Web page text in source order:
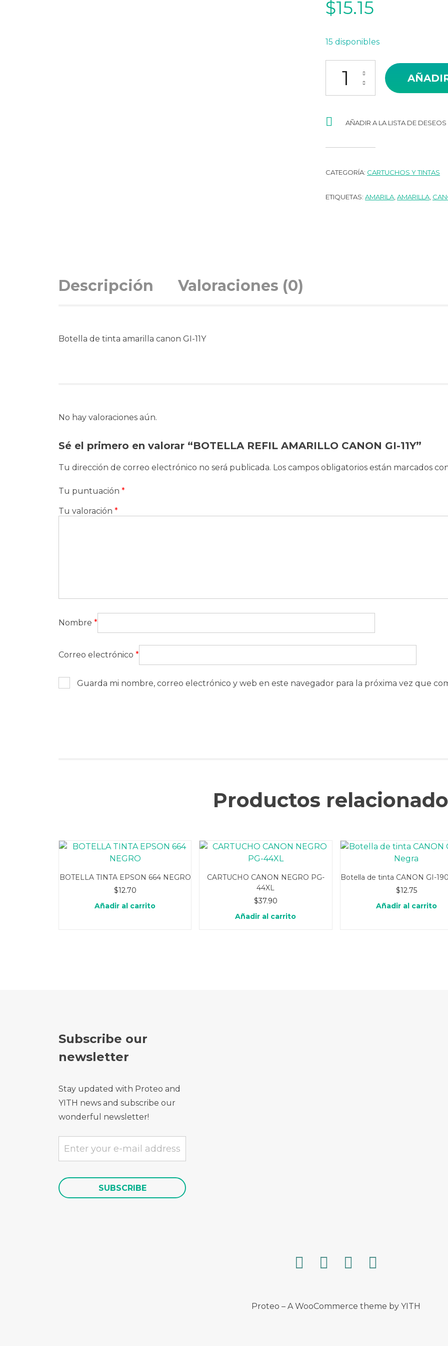
$15.15
15 disponibles
BOTELLA REFIL AMARILLO
AÑADIR A LA LISTA DE DESEOS
CATEGORÍA: CARTUCHOS Y TINTAS
ETIQUETAS: AMARILA AMARILLA
Descripción Valoraciones (0)
Botella de tinta amarilla canon GI-11Y
No hay valoraciones aún.
Sé el primero en valorar “BOTELLA REFIL AMARILLO CANON GI-11Y”
Tu dirección de correo electrónico no será publicada. Los campos obligatorios están marcados
Tu puntuación *
Tu valoración *
Nombre *
Correo electrónico *
Guarda mi nombre, correo electrónico y web en este navegador para la próxima vez que
Productos
BOTELLA TINTA EPSON 664 NEGRO
$12.70
Añadir al carrito
CARTUCHO CANON NEGRO PG-
44XL
$37.90
Añadir al carrito
Botella de tinta CANON GI-
$12.75
Añadir al carrito
Subscribe our
newsletter
Stay updated with Proteo and
YITH news and subscribe our
wonderful newsletter!
Proteo – A WooCommerce theme by YITH